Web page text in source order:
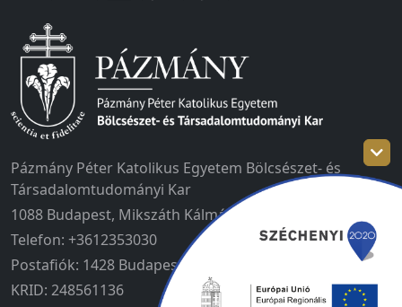
Pázmány Péter Katolikus Egyetem Bölcsészet- és
Társadalomtudományi Kar
1088 Budapest, Mikszáth Kálmán tér 1.
Telefon: +3612353030
Postafiók: 1428 Budapest, Pf. 6
KRID: 248561136